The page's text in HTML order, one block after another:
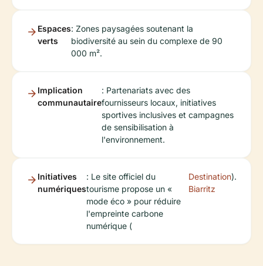
Espaces
verts
: Zones paysagées soutenant la
biodiversité au sein du complexe de 90
000 m².
Implication
communautaire
: Partenariats avec des
fournisseurs locaux, initiatives
sportives inclusives et campagnes
de sensibilisation à
l'environnement.
Initiatives
numériques
: Le site officiel du
tourisme propose un «
mode éco » pour réduire
l'empreinte carbone
numérique (
Destination
Biarritz
).